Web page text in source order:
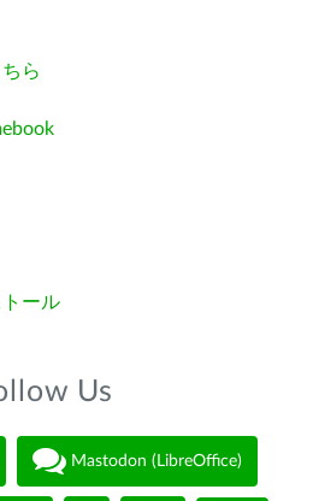
ら
ール
Us
Mastodon (LibreOffice)